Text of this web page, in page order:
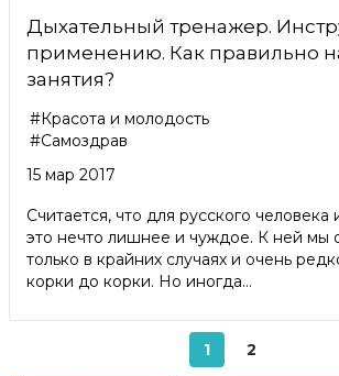
Дыхательный тренажер.
применению. Как правильно
занятия?
#Красота и молодость
#Самоздрав
15 мар 2017
Считается, что для русского человека
это нечто лишнее и чуждое. К ней мы
только в крайних случаях и очень
корки до корки. Но иногда...
1
2